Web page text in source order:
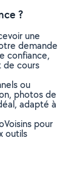
?
une
demande
confiance,
de cours
ou
photos de
adapté à
pour
outils